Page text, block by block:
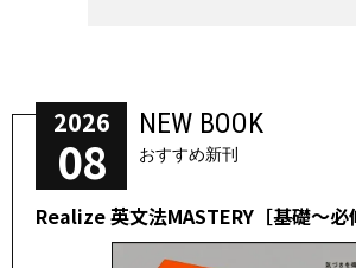
2026
08
NEW BOOK
おすすめ新刊
Realize 英文法MASTERY［基礎～必